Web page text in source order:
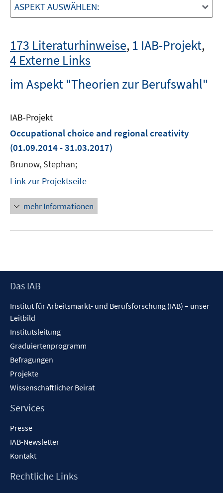
ASPEKT AUSWÄHLEN:
173 Literaturhinweise, 1 IAB-Projekt,
4 Externe Links
im Aspekt "Theorien zur Berufswahl"
IAB-Projekt
Occupational choice and regional creativity
(01.09.2014 - 31.03.2017)
Brunow, Stephan;
Link zur Projektseite
mehr Informationen
Footer
Das IAB
Institut für Arbeitsmarkt- und Berufsforschung (IAB) – unser
Leitbild
Institutsleitung
Graduiertenprogramm
Befragungen
Projekte
Wissenschaftlicher Beirat
Services
Presse
IAB-Newsletter
Kontakt
Rechtliche Links